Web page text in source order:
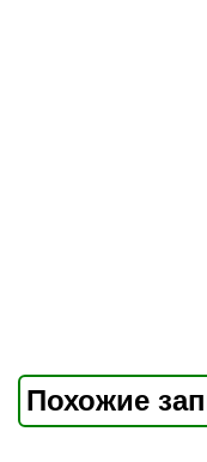
Похожие